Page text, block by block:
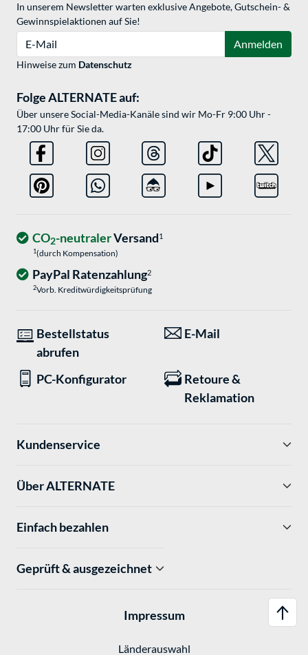
In unserem Newsletter warten exklusive Angebote, Gutschein- &
Gewinnspielaktionen auf Sie!
Anmelden
Hinweise zum Datenschutz
Folge ALTERNATE auf:
Über unsere Social-Media-Kanäle sind wir Mo-Fr 9:00 Uhr -
17:00 Uhr für Sie da.
CO2-neutralerVersand1
1(durch Kompensation)
PayPal Ratenzahlung2
2Vorb. Kreditwürdigkeitsprüfung
Bestellstatus
abrufen
E-Mail
PC-Konfigurator
Retoure &
Reklamation
Kundenservice
Über ALTERNATE
Einfach bezahlen
Geprüft & ausgezeichnet
Impressum
Länderauswahl